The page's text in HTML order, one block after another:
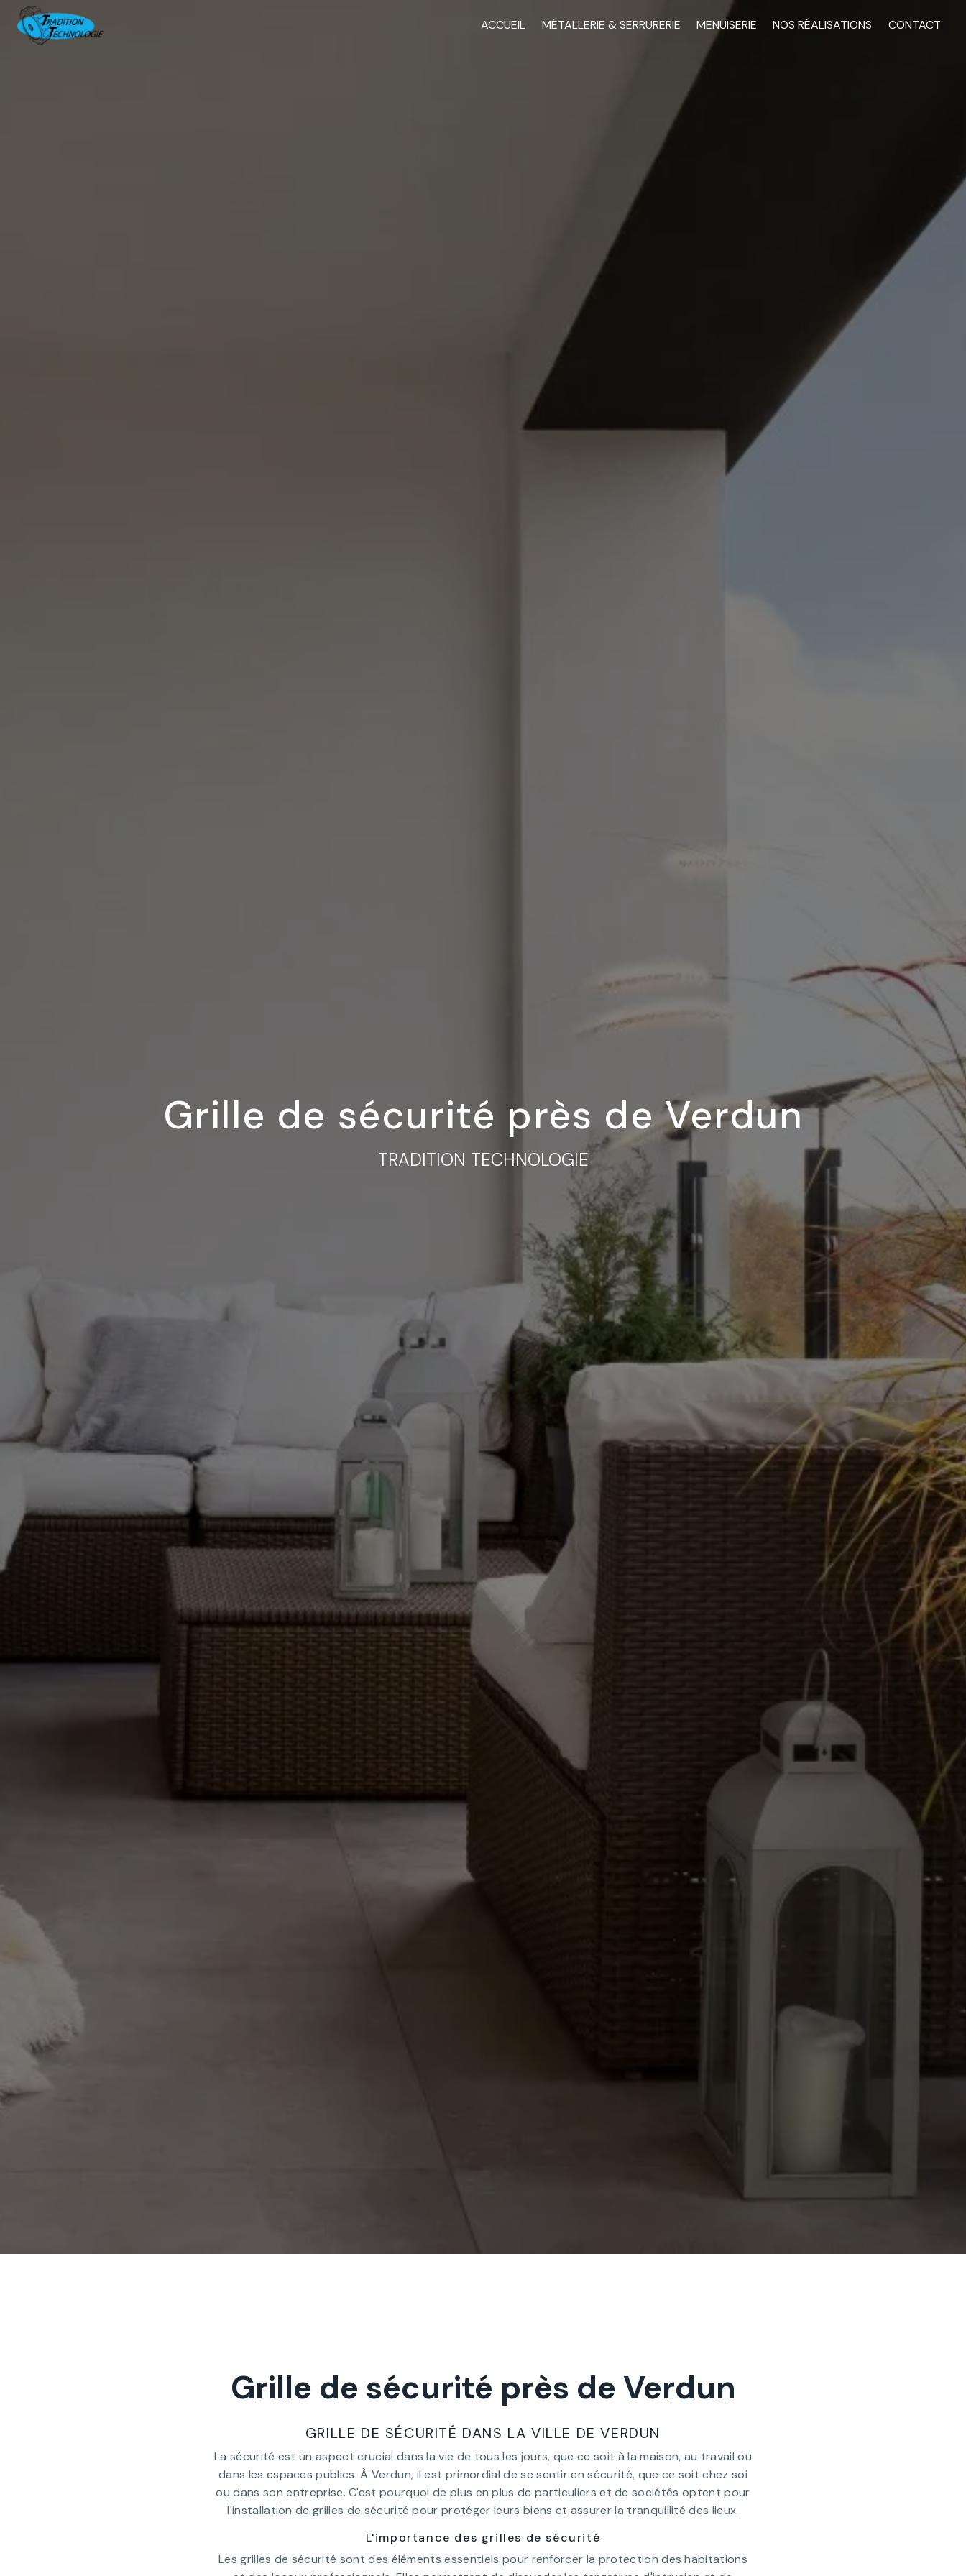
ACCUEIL MÉTALLERIE & SERRURERIE MENUISERIE NOS RÉALISATIONS CONTACT
Grille de sécurité près de Verdun
TRADITION TECHNOLOGIE
Grille de sécurité près de Verdun
GRILLE DE SÉCURITÉ DANS LA VILLE DE VERDUN
La sécurité est un aspect crucial dans la vie de tous les jours, que ce soit à la maison, au travail ou
dans les espaces publics. À Verdun, il est primordial de se sentir en sécurité, que ce soit chez soi
ou dans son entreprise. C'est pourquoi de plus en plus de particuliers et de sociétés optent pour
l'installation de grilles de sécurité pour protéger leurs biens et assurer la tranquillité des lieux.
L'importance des grilles de sécurité
Les grilles de sécurité sont des éléments essentiels pour renforcer la protection des habitations
Panneau de gestion des cookies